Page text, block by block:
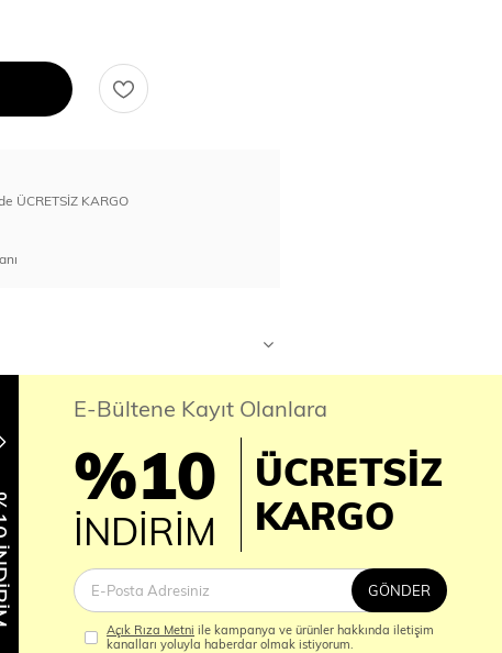
ÜCRETSİZ KARGO
E-Bültene Kayıt Olanlara
%10
İNDİRİM
ÜCRETSİZ
KARGO
GÖNDER
Açık Rıza Metni ile kampanya ve ürünler hakkında iletişim
kanalları yoluyla haberdar olmak istiyorum.